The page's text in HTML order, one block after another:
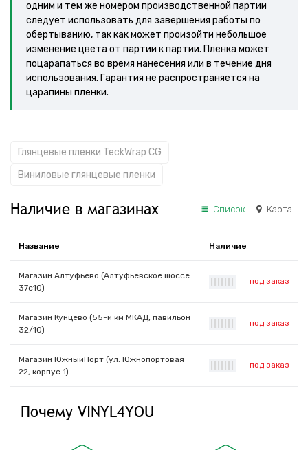
одним и тем же номером производственной партии
следует использовать для завершения работы по
обертыванию, так как может произойти небольшое
изменение цвета от партии к партии. Пленка может
поцарапаться во время нанесения или в течение дня
использования. Гарантия не распространяется на
царапины пленки.
Глянцевые пленки TeckWrap CG
Виниловые глянцевые пленки
Наличие в магазинах Список Карта
Название Наличие
Магазин Алтуфьево (Алтуфьевское шоссе
37с10)
под заказ
Магазин Кунцево (55-й км МКАД, павильон
32/10)
под заказ
Магазин ЮжныйПорт (ул. Южнопортовая
22, корпус 1)
под заказ
Почему VINYL4YOU